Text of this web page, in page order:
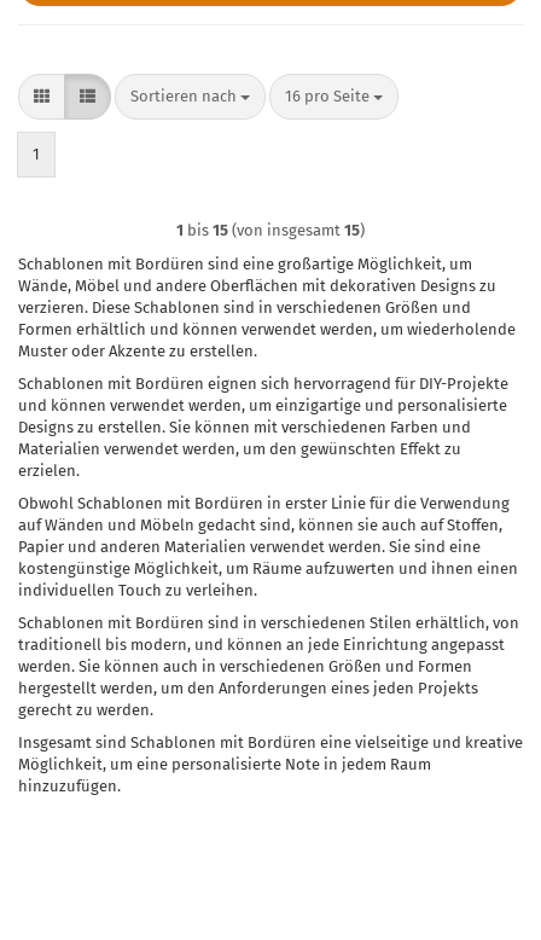
Sortieren nach
Sortieren nach 16 pro Seite
pro Seite
1
1 bis 15 (von insgesamt 15)
Schablonen mit Bordüren sind eine großartige Möglichkeit, um
Wände, Möbel und andere Oberflächen mit dekorativen Designs zu
verzieren. Diese Schablonen sind in verschiedenen Größen und
Formen erhältlich und können verwendet werden, um wiederholende
Muster oder Akzente zu erstellen.
Schablonen mit Bordüren eignen sich hervorragend für DIY-Projekte
und können verwendet werden, um einzigartige und personalisierte
Designs zu erstellen. Sie können mit verschiedenen Farben und
Materialien verwendet werden, um den gewünschten Effekt zu
erzielen.
Obwohl Schablonen mit Bordüren in erster Linie für die Verwendung
auf Wänden und Möbeln gedacht sind, können sie auch auf Stoffen,
Papier und anderen Materialien verwendet werden. Sie sind eine
kostengünstige Möglichkeit, um Räume aufzuwerten und ihnen einen
individuellen Touch zu verleihen.
Schablonen mit Bordüren sind in verschiedenen Stilen erhältlich, von
traditionell bis modern, und können an jede Einrichtung angepasst
werden. Sie können auch in verschiedenen Größen und Formen
hergestellt werden, um den Anforderungen eines jeden Projekts
gerecht zu werden.
Insgesamt sind Schablonen mit Bordüren eine vielseitige und kreative
Möglichkeit, um eine personalisierte Note in jedem Raum
hinzuzufügen.